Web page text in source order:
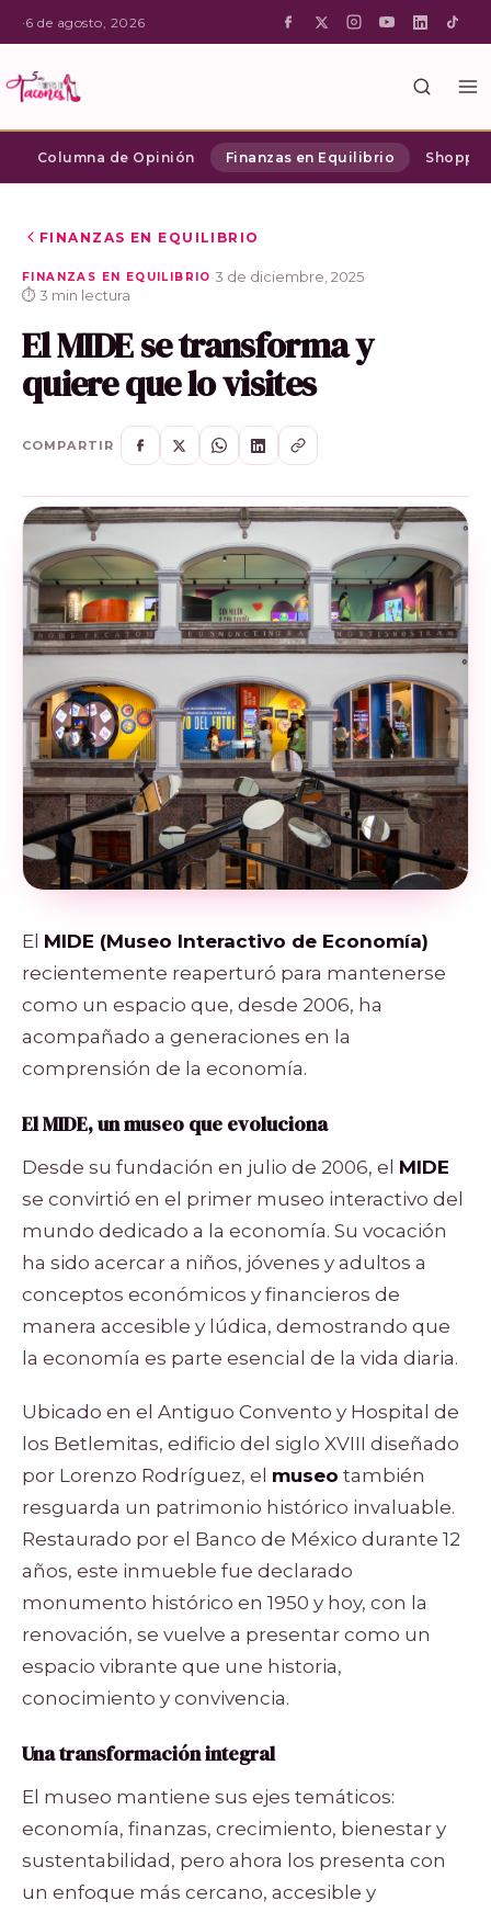
·6 de agosto, 2026
Columna de Opinión Finanzas en Equilibrio
FINANZAS EN EQUILIBRIO
FINANZAS EN EQUILIBRIO ·3 de diciembre, 2025·
⏱ 3 min lectura
El MIDE se transforma y
quiere que lo visites
COMPARTIR
El MIDE (Museo Interactivo de Economía)
recientemente reaperturó para mantenerse
como un espacio que, desde 2006, ha
acompañado a generaciones en la
comprensión de la economía.
El MIDE, un museo que evoluciona
Desde su fundación en julio de 2006, el MIDE
se convirtió en el primer museo interactivo del
mundo dedicado a la economía. Su vocación
ha sido acercar a niños, jóvenes y adultos a
conceptos económicos y financieros de
manera accesible y lúdica, demostrando que
la economía es parte esencial de la vida diaria.
Ubicado en el Antiguo Convento y Hospital de
los Betlemitas, edificio del siglo XVIII diseñado
por Lorenzo Rodríguez, el museo también
resguarda un patrimonio histórico invaluable.
Restaurado por el Banco de México durante 12
años, este inmueble fue declarado
monumento histórico en 1950 y hoy, con la
renovación, se vuelve a presentar como un
espacio vibrante que une historia,
conocimiento y convivencia.
Una transformación integral
El museo mantiene sus ejes temáticos:
economía, finanzas, crecimiento, bienestar y
sustentabilidad, pero ahora los presenta con
un enfoque más cercano, accesible y